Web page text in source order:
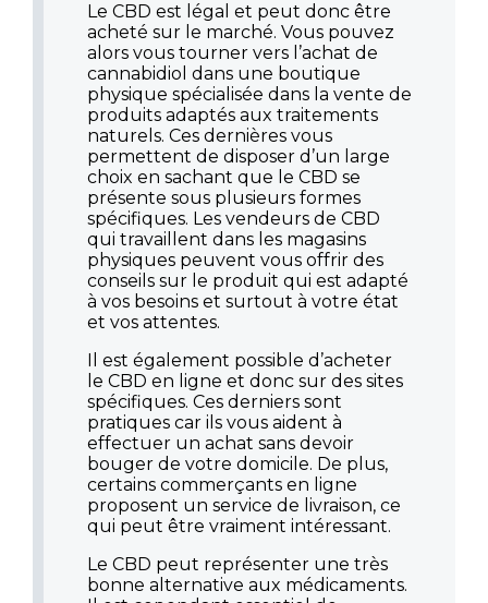
Le CBD est légal et peut donc être
acheté sur le marché. Vous pouvez
alors vous tourner vers l’achat de
cannabidiol dans une boutique
physique spécialisée dans la vente de
produits adaptés aux traitements
naturels. Ces dernières vous
permettent de disposer d’un large
choix en sachant que le CBD se
présente sous plusieurs formes
spécifiques. Les vendeurs de CBD
qui travaillent dans les magasins
physiques peuvent vous offrir des
conseils sur le produit qui est adapté
à vos besoins et surtout à votre état
et vos attentes.
Il est également possible d’acheter
le CBD en ligne et donc sur des sites
spécifiques. Ces derniers sont
pratiques car ils vous aident à
effectuer un achat sans devoir
bouger de votre domicile. De plus,
certains commerçants en ligne
proposent un service de livraison, ce
qui peut être vraiment intéressant.
Le CBD peut représenter une très
bonne alternative aux médicaments.